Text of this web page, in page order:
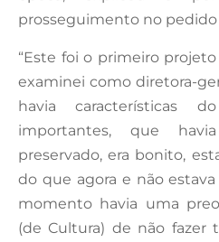
prosseguimento no
“Este foi o primeiro
examinei como diretora-
havia características
importantes, que
preservado, era bonito,
do que agora e não
momento havia uma
(de Cultura) de não fazer